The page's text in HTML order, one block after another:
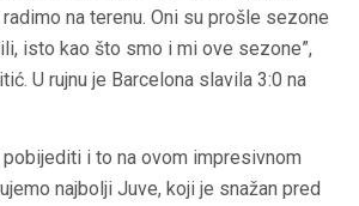
na terenu. Oni su prošle sezone
isto kao što smo i mi ove sezone”,
U rujnu je Barcelona slavila 3:0 na
pobijediti i to na ovom impresivnom
najbolji Juve, koji je snažan pred